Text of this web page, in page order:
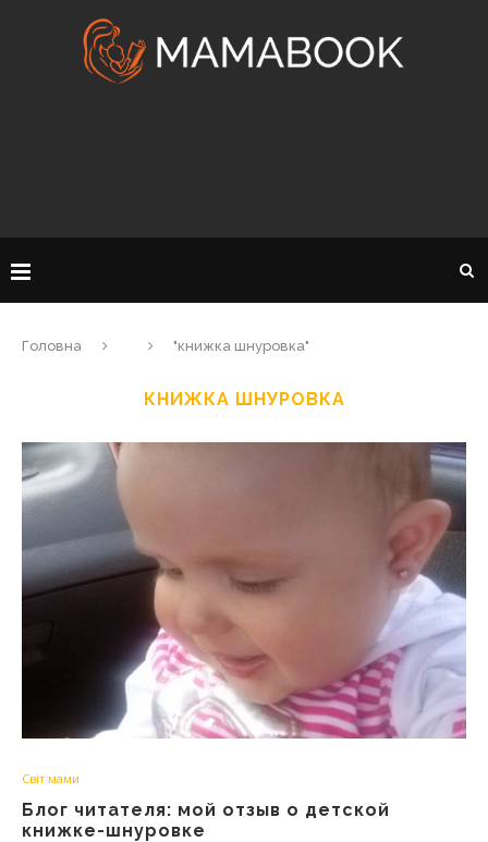
Головна "книжка шнуровка"
КНИЖКА ШНУРОВКА
Світ мами
Блог читателя: мой отзыв о детской
книжке-шнуровке